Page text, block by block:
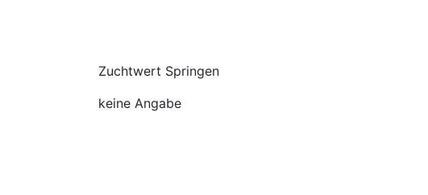
Zuchtwert Springen
keine Angabe